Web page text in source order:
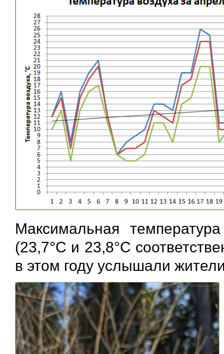
Максимальная
(23,7°С и 23,8°С
в этом году услышали